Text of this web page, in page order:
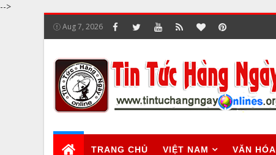
-->
Aug 7, 2026
TRANG CHỦ VIỆT NAM VĂN HÓA